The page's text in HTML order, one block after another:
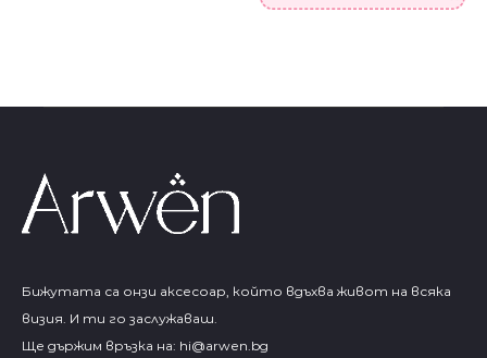
Бижутата са онзи аксесоар, който вдъхва живот на всяка
визия. И ти го заслужаваш.
Ще държим връзка на: hi@arwen.bg